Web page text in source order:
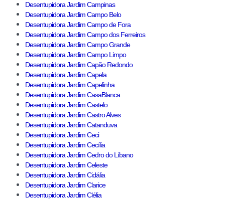
Desentupidora Jardim Campinas
Desentupidora Jardim Campo Belo
Desentupidora Jardim Campo de Fora
Desentupidora Jardim Campo dos Ferreiros
Desentupidora Jardim Campo Grande
Desentupidora Jardim Campo Limpo
Desentupidora Jardim Capão Redondo
Desentupidora Jardim Capela
Desentupidora Jardim Capelinha
Desentupidora Jardim CasaBlanca
Desentupidora Jardim Castelo
Desentupidora Jardim Castro Alves
Desentupidora Jardim Catanduva
Desentupidora Jardim Ceci
Desentupidora Jardim Cecília
Desentupidora Jardim Cedro do Líbano
Desentupidora Jardim Celeste
Desentupidora Jardim Cidália
Desentupidora Jardim Clarice
Desentupidora Jardim Clélia